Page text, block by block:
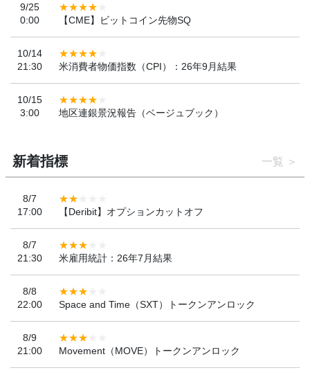
9/25
0:00
【CME】ビットコイン先物SQ
10/14
21:30
米消費者物価指数（CPI）：26年9月結果
10/15
3:00
地区連銀景況報告（ベージュブック）
新着指標 一覧
8/7
17:00
【Deribit】オプションカットオフ
8/7
21:30
米雇用統計：26年7月結果
8/8
22:00
Space and Time（SXT）トークンアンロック
8/9
21:00
Movement（MOVE）トークンアンロック